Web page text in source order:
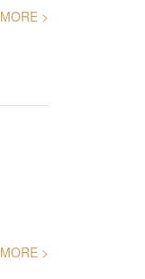
MORE >
MORE >